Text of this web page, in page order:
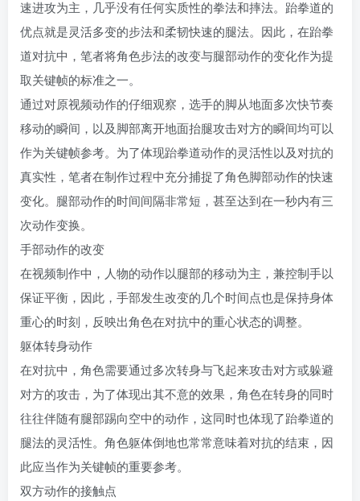
速进攻为主，几乎没有任何实质性的拳法和摔法。跆拳道的
优点就是灵活多变的步法和柔韧快速的腿法。因此，在跆拳
道对抗中，笔者将角色步法的改变与腿部动作的变化作为提
取关键帧的标准之一。
通过对原视频动作的仔细观察，选手的脚从地面多次快节奏
移动的瞬间，以及脚部离开地面抬腿攻击对方的瞬间均可以
作为关键帧参考。为了体现跆拳道动作的灵活性以及对抗的
真实性，笔者在制作过程中充分捕捉了角色脚部动作的快速
变化。腿部动作的时间间隔非常短，甚至达到在一秒内有三
次动作变换。
手部动作的改变
在视频制作中，人物的动作以腿部的移动为主，兼控制手以
保证平衡，因此，手部发生改变的几个时间点也是保持身体
重心的时刻，反映出角色在对抗中的重心状态的调整。
躯体转身动作
在对抗中，角色需要通过多次转身与飞起来攻击对方或躲避
对方的攻击，为了体现出其不意的效果，角色在转身的同时
往往伴随有腿部踢向空中的动作，这同时也体现了跆拳道的
腿法的灵活性。角色躯体倒地也常常意味着对抗的结束，因
此应当作为关键帧的重要参考。
双方动作的接触点